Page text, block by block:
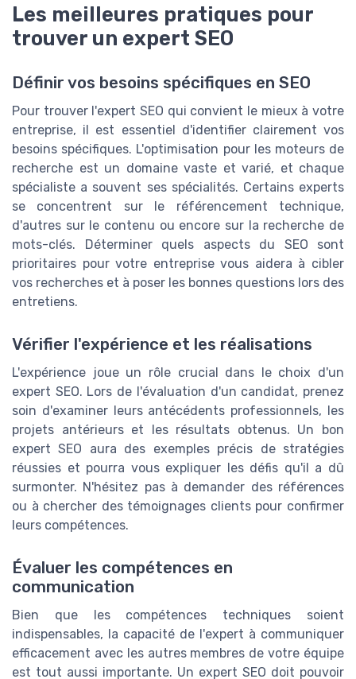
Les meilleures pratiques pour
trouver un expert SEO
Définir vos besoins spécifiques en SEO
Pour trouver l'expert SEO qui convient le mieux à votre
entreprise, il est essentiel d'identifier clairement vos
besoins spécifiques. L'optimisation pour les moteurs de
recherche est un domaine vaste et varié, et chaque
spécialiste a souvent ses spécialités. Certains experts
se concentrent sur le référencement technique,
d'autres sur le contenu ou encore sur la recherche de
mots-clés. Déterminer quels aspects du SEO sont
prioritaires pour votre entreprise vous aidera à cibler
vos recherches et à poser les bonnes questions lors des
entretiens.
Vérifier l'expérience et les réalisations
L'expérience joue un rôle crucial dans le choix d'un
expert SEO. Lors de l'évaluation d'un candidat, prenez
soin d'examiner leurs antécédents professionnels, les
projets antérieurs et les résultats obtenus. Un bon
expert SEO aura des exemples précis de stratégies
réussies et pourra vous expliquer les défis qu'il a dû
surmonter. N'hésitez pas à demander des références
ou à chercher des témoignages clients pour confirmer
leurs compétences.
Évaluer les compétences en
communication
Bien que les compétences techniques soient
indispensables, la capacité de l'expert à communiquer
efficacement avec les autres membres de votre équipe
est tout aussi importante. Un expert SEO doit pouvoir